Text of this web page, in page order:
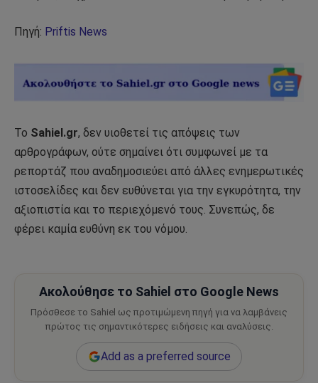
Πηγή: Priftis News
Το Sahiel.gr, δεν υιοθετεί τις απόψεις των
αρθρογράφων, ούτε σημαίνει ότι συμφωνεί με τα
ρεπορτάζ που αναδημοσιεύει από άλλες ενημερωτικές
ιστοσελίδες και δεν ευθύνεται για την εγκυρότητα, την
αξιοπιστία και το περιεχόμενό τους. Συνεπώς, δε
φέρει καμία ευθύνη εκ του νόμου.
Ακολούθησε το Sahiel στο Google News
Πρόσθεσε το Sahiel ως προτιμώμενη πηγή για να λαμβάνεις
πρώτος τις σημαντικότερες ειδήσεις και αναλύσεις.
Add as a preferred source